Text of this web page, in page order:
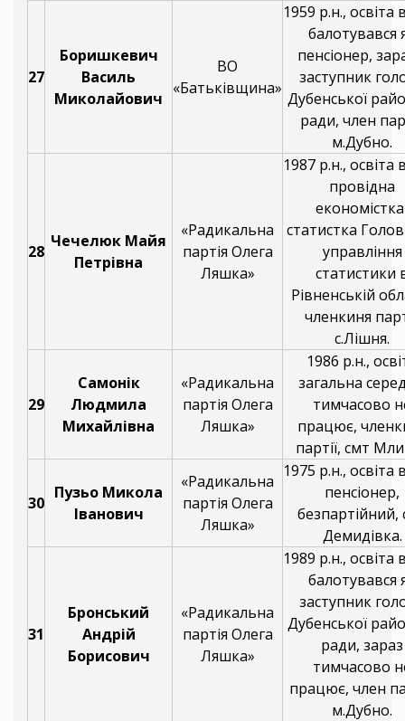
27
Боришкевич
Василь
Миколайович
ВО
«Батьківщина»
1959 р.н.,
балотувався
пенсіонер,
заступник
Дубенської
ради, член
м.Дубно.
28
Чечелюк Майя
Петрівна
«Радикальна
партія Олега
Ляшка»
1987 р.н.,
провідна
статистка
управління
статистики
Рівненській
членкиня
с.Лішня.
29
Самонік
Людмила
Михайлівна
«Радикальна
партія Олега
Ляшка»
1986 р.н.,
загальна
тимчасово
працює,
партії, смт
30
Пузьо Микола
Іванович
«Радикальна
партія Олега
Ляшка»
1975 р.н.,
пенсіонер,
безпартійний,
Демидівка.
31
Бронський
Андрій
Борисович
«Радикальна
партія Олега
Ляшка»
1989 р.н.,
балотувався
заступник
Дубенської
ради, зараз
тимчасово
працює, член
м.Дубно.